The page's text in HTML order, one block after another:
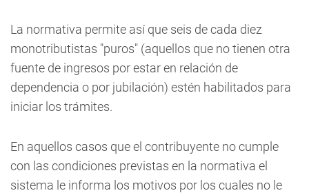
La normativa permite así que seis de cada diez
monotributistas "puros" (aquellos que no tienen otra
fuente de ingresos por estar en relación de
dependencia o por jubilación) estén habilitados para
iniciar los trámites.
En aquellos casos que el contribuyente no cumple
con las condiciones previstas en la normativa el
sistema le informa los motivos por los cuales no le